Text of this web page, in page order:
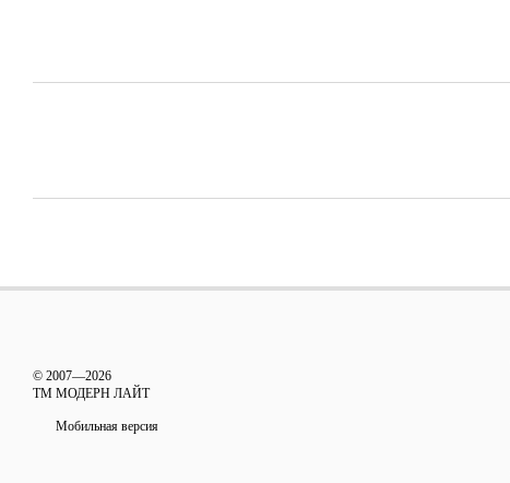
© 2007—2026
ТМ МОДЕРН ЛАЙТ
Мобильная версия